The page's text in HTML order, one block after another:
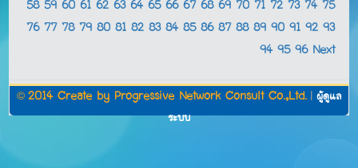
58 59 60 61 62 63 64 65 66 67 68 69 70 71 72 73 74 75
76 77 78 79 80 81 82 83 84 85 86 87 88 89 90 91 92 93
94 95 96 Next
© 2014 Create by Progressive Network Consult Co.,Ltd. ผู้ดูแล
ระบบ